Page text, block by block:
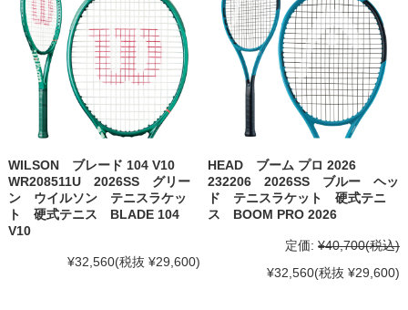
WILSON ブレード 104 V10
WR208511U 2026SS グリー
ン ウイルソン テニスラケッ
ト 硬式テニス BLADE 104
V10
¥32,560(税抜 ¥29,600)
HEAD ブーム プロ 2026
232206 2026SS ブルー ヘッ
ド テニスラケット 硬式テニ
ス BOOM PRO 2026
定価: ¥40,700(税込)
¥32,560(税抜 ¥29,600)